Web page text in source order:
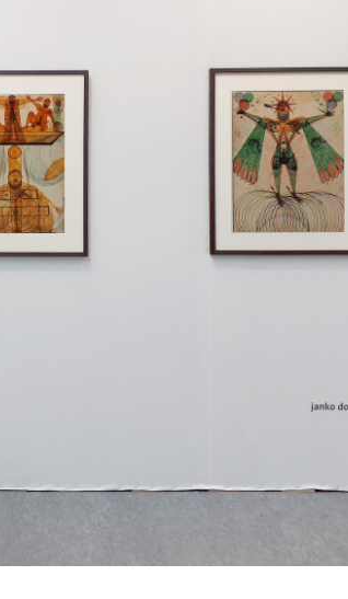
instagram linkedin youtube